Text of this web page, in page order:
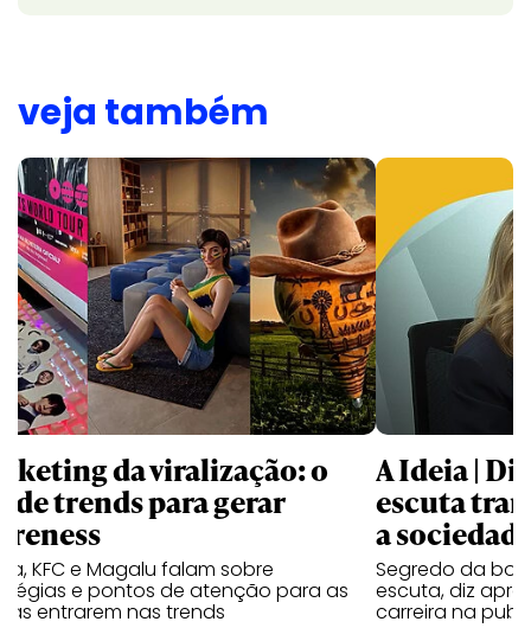
veja também
da viralização: o
de trends para gerar
KFC e Magalu falam sobre
e pontos de atenção para as
entrarem nas trends
A Ideia |
escuta
a
Segredo da
escuta, diz
carreira na